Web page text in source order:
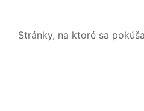
Stránky, na ktoré sa